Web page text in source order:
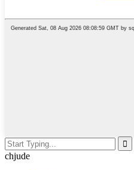
chjude